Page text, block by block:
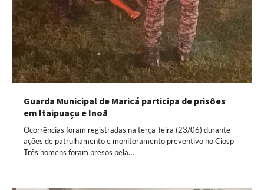
Guarda Municipal de Maricá participa de prisões
em Itaipuaçu e Inoã
Ocorrências foram registradas na terça-feira (23/06) durante
ações de patrulhamento e monitoramento preventivo no Ciosp
Três homens foram presos pela…